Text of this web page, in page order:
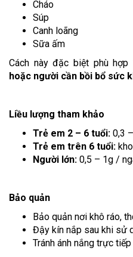
Cháo
Súp
Canh loãng
Sữa ấm
Cách này đặc biệt phù
hoặc người cần bồi bổ sức
Liều lượng tham khảo
Trẻ em 2 – 6 tuổi: 0,3
Trẻ em trên 6 tuổi:
Người lớn: 0,5 – 1g /
Bảo quản
Bảo quản nơi khô ráo,
Đậy kín nắp sau khi sử
Tránh ánh nắng trực tiếp